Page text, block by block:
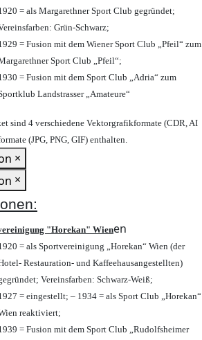
= als Margarethner Sport Club gegründet;
Grün-Schwarz;
= Fusion mit dem Wiener Sport Club „Pfeil“ zum
Sport Club „Pfeil“;
= Fusion mit dem Sport Club „Adria“ zum
Landstrasser „Amateure“
sind 4 verschiedene Vektorgrafikformate (CDR, AI
(JPG, PNG, GIF) enthalten.
×
×
"Horekan" Wienen
= als Sportvereinigung „Horekan“ Wien (der
Restauration- und Kaffeehausangestellten)
Vereinsfarben: Schwarz-Weiß;
= eingestellt; – 1934 = als Sport Club „Horekan“
reaktiviert;
= Fusion mit dem Sport Club „Rudolfsheimer